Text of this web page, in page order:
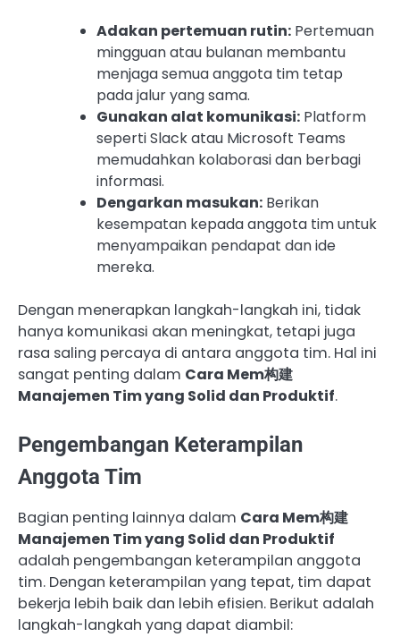
Adakan pertemuan rutin: Pertemuan
mingguan atau bulanan membantu
menjaga semua anggota tim tetap
pada jalur yang sama.
Gunakan alat komunikasi: Platform
seperti Slack atau Microsoft Teams
memudahkan kolaborasi dan berbagi
informasi.
Dengarkan masukan: Berikan
kesempatan kepada anggota tim untuk
menyampaikan pendapat dan ide
mereka.
Dengan menerapkan langkah-langkah ini, tidak
hanya komunikasi akan meningkat, tetapi juga
rasa saling percaya di antara anggota tim. Hal ini
sangat penting dalam Cara Mem构建
Manajemen Tim yang Solid dan Produktif.
Pengembangan Keterampilan
Anggota Tim
Bagian penting lainnya dalam Cara Mem构建
Manajemen Tim yang Solid dan Produktif
adalah pengembangan keterampilan anggota
tim. Dengan keterampilan yang tepat, tim dapat
bekerja lebih baik dan lebih efisien. Berikut adalah
langkah-langkah yang dapat diambil: